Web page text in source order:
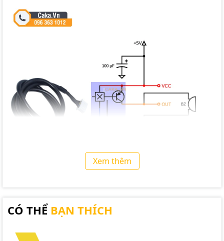
Xem thêm
CÓ THỂ BẠN THÍCH